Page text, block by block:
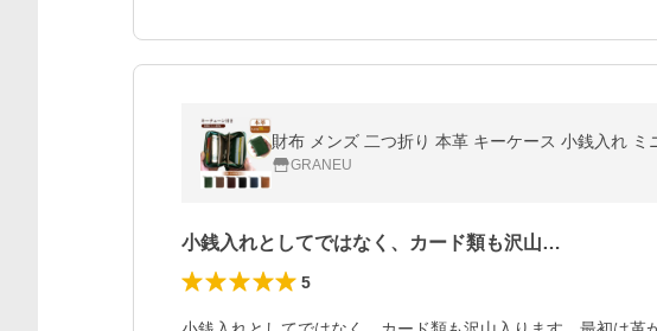
財布 メンズ 二つ折り 本革 キーケース 小銭入れ
GRANEU
小銭入れとしてではなく、カード類も沢山…
5